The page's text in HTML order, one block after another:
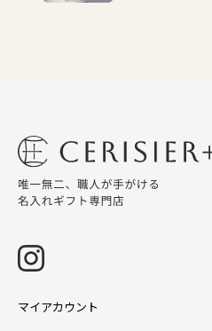
マイアカウント